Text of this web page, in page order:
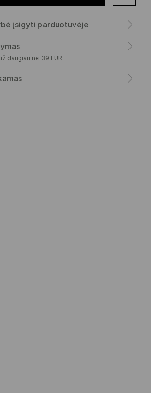
įsigyti parduotuvėje
daugiau nei 39 EUR